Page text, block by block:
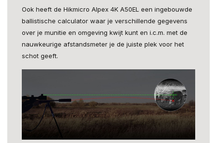
Ook heeft de Hikmicro Alpex 4K A50EL een ingebouwde
ballistische calculator waar je verschillende gegevens
over je munitie en omgeving kwijt kunt en i.c.m. met de
nauwkeurige afstandsmeter je de juiste plek voor het
schot geeft.